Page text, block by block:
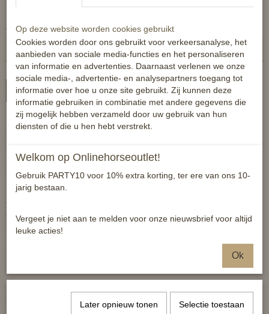
Niet op voorraad
Aantal
In winkelwagen
Met DETANGLER & SHINE vam COWBOY MAGIC verdwijnen
SHINE zorgen ervoor dat het behandelde haarna het kammen
stralend glanst.
Het product biedt pure verzorging, bevat geen water of alcohol en
droogt het haar niet uit. Vuil, stof enzond hebben geen grip meer
op haar dat behandelt is. De glans blijft daardoor langer bewaard.
het haar voelt niet vettig aan.
Het product dringt door tot onder het huidoppervlak en werkt zowel
hydraterend als versterkend. Het resultaat? Een natuurlijke glans
en een zachte textuur.
ook geschikt is voor mensen.
Op deze website worden cookies gebruikt
Cookies worden door ons gebruikt voor verkeersanalyse, het
aanbieden van sociale media-functies en het personaliseren
van informatie en advertenties. Daarnaast verlenen we onze
sociale media-, advertentie- en analysepartners toegang tot
informatie over hoe u onze site gebruikt. Zij kunnen deze
informatie gebruiken in combinatie met andere gegevens die
zij mogelijk hebben verzameld door uw gebruik van hun
diensten of die u hen hebt verstrekt.
Welkom op Onlinehorseoutlet!
Gebruik PARTY10 voor 10% extra korting, ter ere van ons 10-
jarig bestaan.
Vergeet je niet aan te melden voor onze nieuwsbrief voor altijd
leuke acties!
Ok
Later opnieuw tonen Selectie toestaan